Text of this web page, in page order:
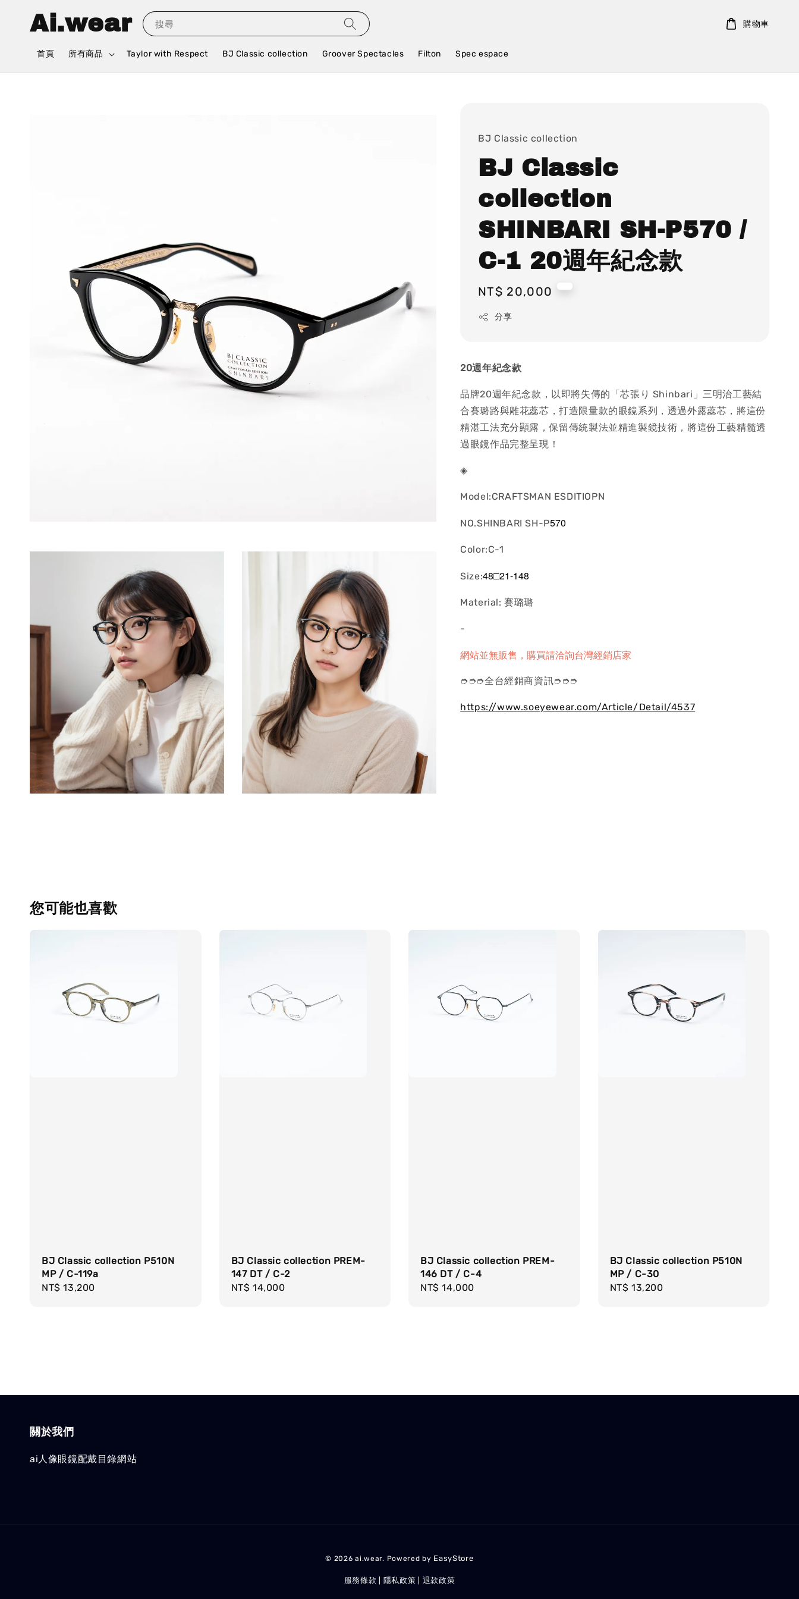
Ai.wear 搜尋
首頁 所有商品 Taylor with Respect BJ Classic collection Groover Spectacles Filton Spec espace
購物車
BJ Classic collection
BJ Classic
collection
SHINBARI SH-P570 /
C-1 20週年紀念款
Regular
price
NT$ 20,000
分享
20週年紀念款
品牌20週年紀念款，以即將失傳的「芯張り Shinbari」三明治工藝結
合賽璐路與雕花蕊芯，打造限量款的眼鏡系列，透過外露蕊芯，將這份
精湛工法充分顯露，保留傳統製法並精進製鏡技術，將這份工藝精髓透
過眼鏡作品完整呈現！
◈
Model:CRAFTSMAN ESDITIOPN
NO.SHINBARI SH-P570
Color:C-1
Size:48□21-148
Material: 賽璐璐
-
網站並無販售，購買請洽詢台灣經銷店家
➮➮➮全台經銷商資訊➮➮➮
https://www.soeyewear.com/Article/Detail/4537
您可能也喜歡
BJ Classic collection P510N
MP / C-119a
Regular
NT$ 13,200
BJ Classic collection PREM-
147 DT / C-2
Regular
NT$ 14,000
BJ Classic collection PREM-
146 DT / C-4
Regular
NT$ 14,000
BJ Classic collection P510N
MP / C-30
Regular
NT$ 13,200
關於我們
ai人像眼鏡配戴目錄網站
© 2026 ai.wear. Powered by EasyStore
服務條款 隱私政策 退款政策